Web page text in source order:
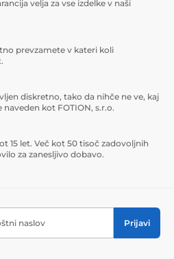
velja za vse izdelke v naši
prevzamete v kateri koli
diskretno, tako da nihče ne ve, kaj
naveden kot FOTION, s.r.o.
15 let. Več kot 50 tisoč zadovoljnih
za zanesljivo dobavo.
naslov Prijavi